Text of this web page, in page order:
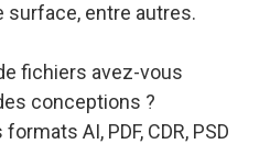
surface, entre autres.
fichiers avez-vous
conceptions ?
AI, PDF, CDR, PSD